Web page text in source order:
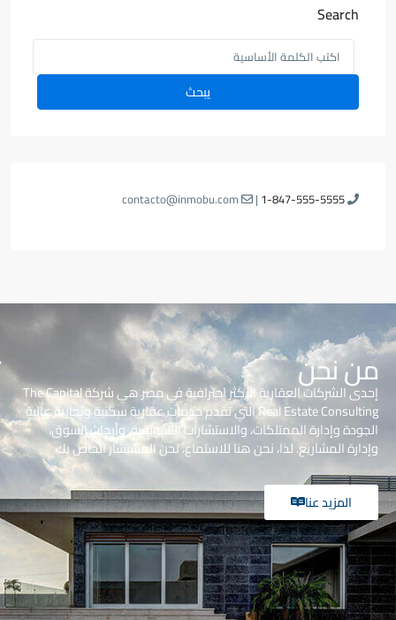
Search
يبحث
1-847-555-5555
|
من نحن إحدى الشركات العقارية الأكثر احترافية في مصر هي شركة The Capital
Real Estate Consulting التي تقدم خدمات عقارية سكنية وتجارية عالية
الجودة وإدارة الممتلكات، والاستشارات التسويقية، وأبحاث السوق،
وإدارة المشاريع. لذا، نحن هنا للاستماع، نحن المستشار الخاص بك
المزيد عنا